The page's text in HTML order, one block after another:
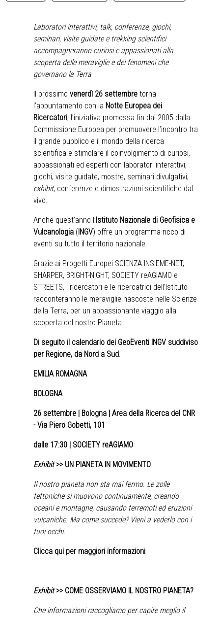
Laboratori interattivi, talk, conferenze, giochi,
seminari, visite guidate e trekking scientifici
accompagneranno curiosi e appassionati alla
scoperta delle meraviglie e dei fenomeni che
governano la Terra
Il prossimo venerdì 26 settembre torna
l’appuntamento con la Notte Europea dei
Ricercatori, l’iniziativa promossa fin dal 2005 dalla
Commissione Europea per promuovere l’incontro tra
il grande pubblico e il mondo della ricerca
scientifica e stimolare il coinvolgimento di curiosi,
appassionati ed esperti con laboratori interattivi,
giochi, visite guidate, mostre, seminari divulgativi,
exhibit, conferenze e dimostrazioni scientifiche dal
vivo.
Anche quest’anno l’ Istituto Nazionale di Geofisica e
Vulcanologia ( INGV) offre un programma ricco di
eventi su tutto il territorio nazionale.
Grazie ai Progetti Europei SCIENZA INSIEME-NET,
SHARPER, BRIGHT-NIGHT, SOCIETY reAGIAMO e
STREETS, i ricercatori e le ricercatrici dell’Istituto
racconteranno le meraviglie nascoste nelle Scienze
della Terra, per un appassionante viaggio alla
scoperta del nostro Pianeta.
Di seguito il calendario dei GeoEventi INGV suddiviso
per Regione, da Nord a Sud.
EMILIA ROMAGNA
BOLOGNA
26 settembre | Bologna | Area della Ricerca del CNR
- Via Piero Gobetti, 101
dalle 17:30 | SOCIETY reAGIAMO
Exhibit>> UN PIANETA IN MOVIMENTO
Il nostro pianeta non sta mai fermo. Le zolle
tettoniche si muovono continuamente, creando
oceani e montagne, causando terremoti ed eruzioni
vulcaniche. Ma come succede? Vieni a vederlo con i
tuoi occhi.
Clicca qui per maggiori informazioni
Exhibit>> COME OSSERVIAMO IL NOSTRO PIANETA?
Che informazioni raccogliamo per capire meglio il